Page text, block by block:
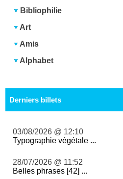
Bibliophilie
Art
Amis
Alphabet
Derniers billets
03/08/2026 @ 12:10
Typographie végétale ...
28/07/2026 @ 11:52
Belles phrases [42] ...